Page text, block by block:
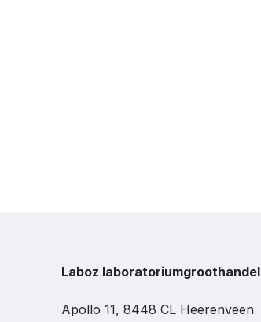
Laboz laboratoriumgroothandel
Apollo 11, 8448 CL Heerenveen